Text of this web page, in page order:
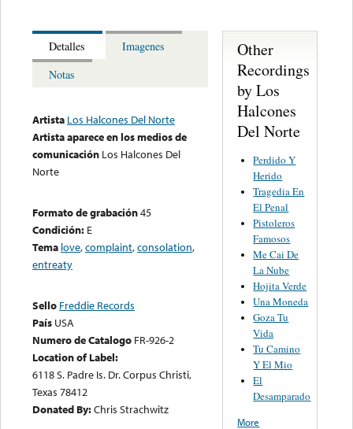
Detalles
Imagenes
Notas
Artista Los Halcones Del Norte
Artista aparece en los medios de
comunicación Los Halcones Del
Norte
Formato de grabación45
Condición: E
Tema love,complaint,consolation,
entreaty
Sello Freddie Records
País USA
Numero de Catalogo FR-926-2
Location of Label:
6118 S. Padre Is. Dr. Corpus Christi,
Texas 78412
Donated By:Chris Strachwitz
Other
Recordings
by Los
Halcones
Del Norte
Perdido Y
Herido
Tragedia En
El Penal
Pistoleros
Famosos
Me Cai De
La Nube
Hojita Verde
Una Moneda
Goza Tu
Vida
Tu Camino
Y El Mio
El
Desamparado
More